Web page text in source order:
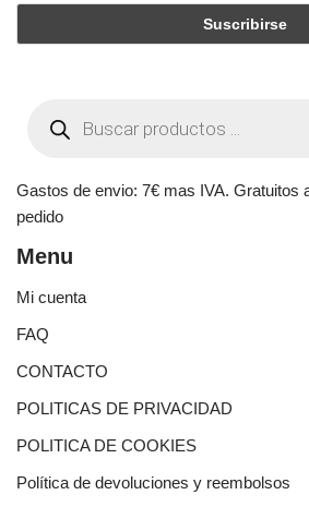
Gastos de envio: 7€ mas IVA. Gratuitos
pedido
Menu
Mi cuenta
FAQ
CONTACTO
POLITICAS DE PRIVACIDAD
POLITICA DE COOKIES
Política de devoluciones y reembolsos